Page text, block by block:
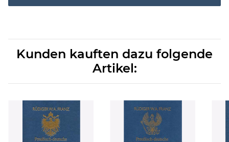
Kunden kauften dazu folgende
Artikel: